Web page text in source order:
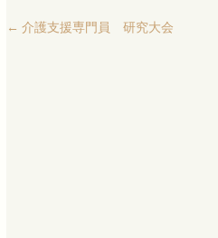
← 介護支援専門員 研究大会